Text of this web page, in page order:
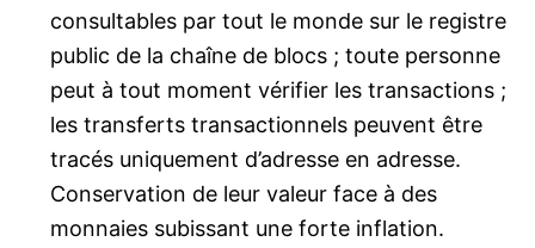
consultables par tout le monde sur le registre
public de la chaîne de blocs ; toute personne
peut à tout moment vérifier les transactions ;
les transferts transactionnels peuvent être
tracés uniquement d’adresse en adresse.
Conservation de leur valeur face à des
monnaies subissant une forte inflation.